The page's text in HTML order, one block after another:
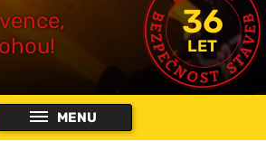
36
LET
MENU